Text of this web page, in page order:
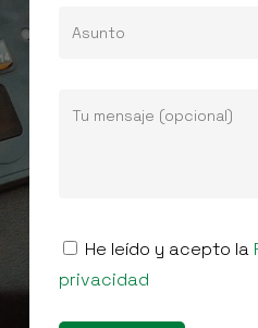
He leído y acepto la
privacidad